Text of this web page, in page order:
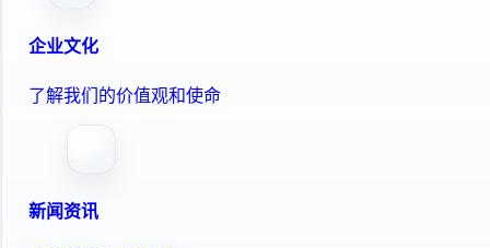
企业文化
了解我们的价值观和使命
新闻资讯